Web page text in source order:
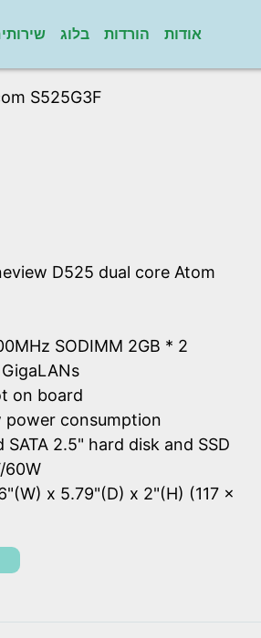
בלוג הורדות אודות
S525G3F
D525 dual core Atom
SODIMM 2GB * 2
on board
power consumption
2.5" hard disk and SSD
60W
x 5.79"(D) x 2"(H) (117 x